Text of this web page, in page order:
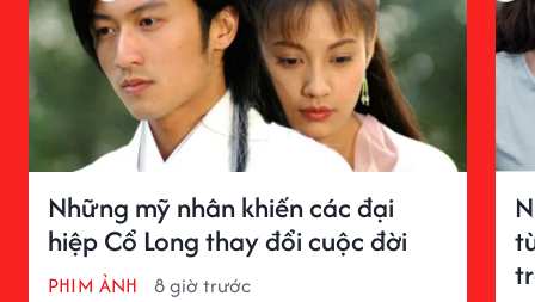
Những mỹ nhân khiến các đại
hiệp Cổ Long thay đổi cuộc đời
PHIM ẢNH 8 giờ trước